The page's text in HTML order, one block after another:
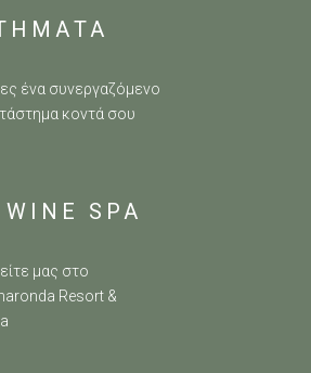
ένα συνεργαζόμενο
κοντά σου
SPA
μας στο
Resort &